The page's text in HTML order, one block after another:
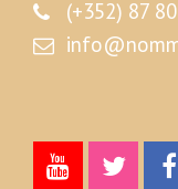
(+352) 87